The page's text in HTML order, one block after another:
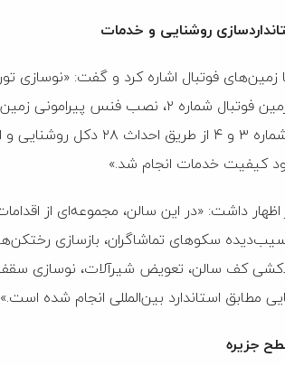
روشنایی و خدمات
زمین‌های فوتبال اشاره کرد و گفت: «نوسازی
کیفیت خدمات انجام شد.»
داشت: «در این سالن، مجموعه‌ای از
سکوهای تماشاگران، بازسازی
کف سالن، تعویض شیرآلات، نوسازی
مطابق استاندارد بین‌المللی انجام شده است.»
جزیره